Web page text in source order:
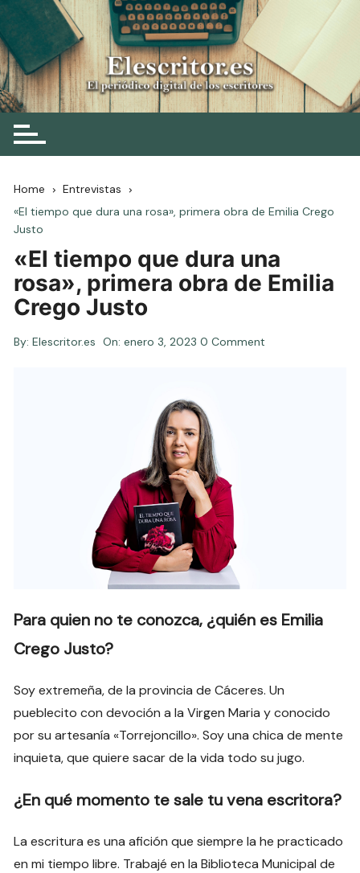
Skip
to
content
Elescritor.es
El periódico digital de los escritores
Home
Entrevistas
«El tiempo que dura una rosa», primera obra de Emilia Crego
Justo
«El tiempo que dura una
rosa», primera obra de Emilia
Crego Justo
By: Elescritor.es On:enero 3, 2023 0 Comment
Para quien no te conozca, ¿quién es Emilia
Crego Justo?
Soy extremeña, de la provincia de Cáceres. Un
pueblecito con devoción a la Virgen Maria y conocido
por su artesanía «Torrejoncillo». Soy una chica de mente
inquieta, que quiere sacar de la vida todo su jugo.
¿En qué momento te sale tu vena escritora?
La escritura es una afición que siempre la he practicado
en mi tiempo libre. Trabajé en la Biblioteca Municipal de